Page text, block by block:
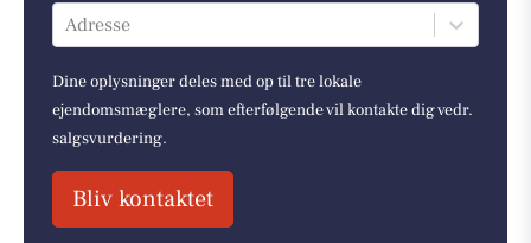
Adresse
Dine oplysninger deles med op til tre lokale
ejendomsmæglere, som efterfølgende vil kontakte dig vedr.
salgsvurdering.
Bliv kontaktet